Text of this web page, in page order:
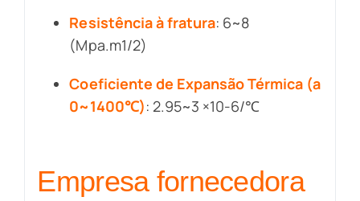
Resistência à fratura: 6~8
(Mpa.m1/2)
Coeficiente de Expansão Térmica (a
0~1400℃): 2.95~3 ×10-6/℃
Empresa fornecedora